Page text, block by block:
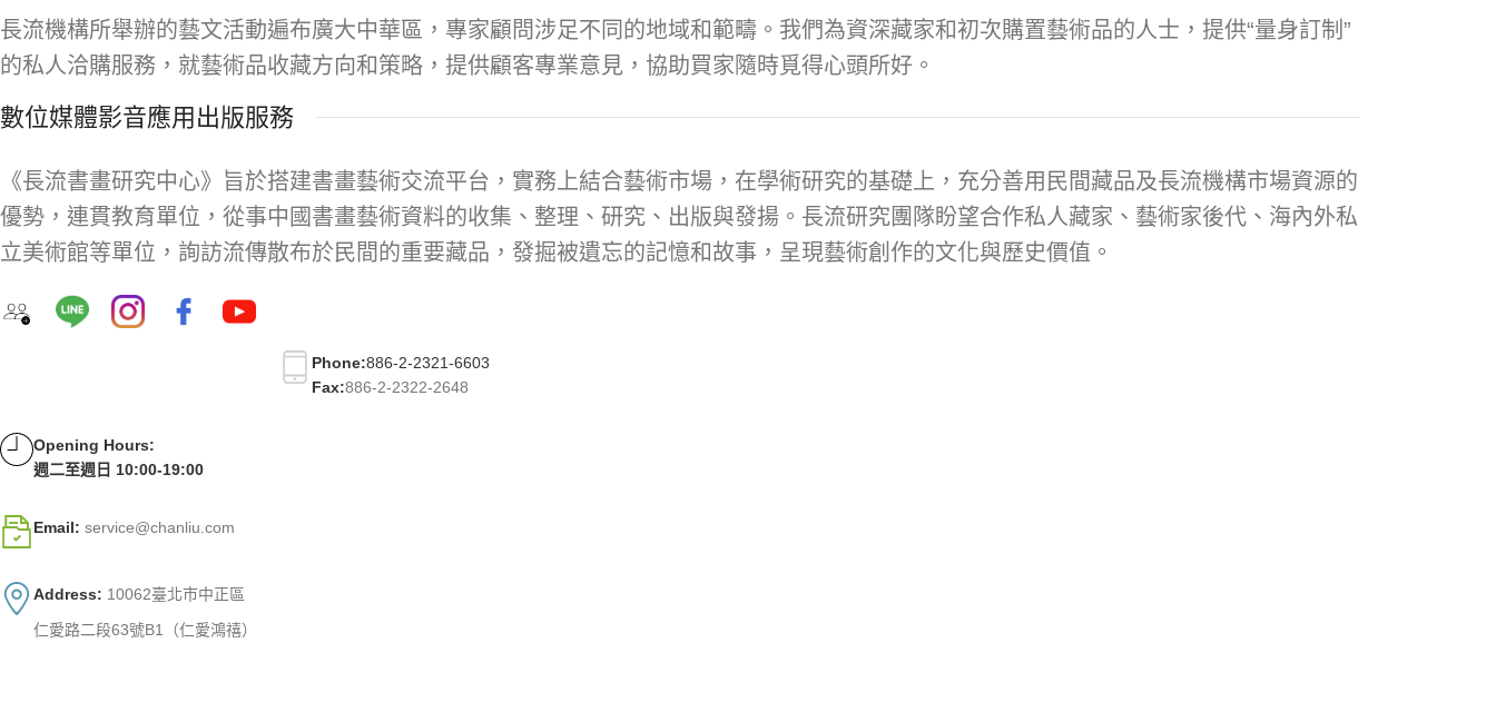
長流機構所舉辦的藝文活動遍布廣大中華區，專家顧問涉足不同的地域和範疇。我們為資深藏家和初次購置藝術品的人士，提供“量身訂制”
的私人洽購服務，就藝術品收藏方向和策略，提供顧客專業意見，協助買家隨時覓得心頭所好。
數位媒體影音應用出版服務
《長流書畫研究中心》旨於搭建書畫藝術交流平台，實務上結合藝術市場，在學術研究的基礎上，充分善用民間藏品及長流機構市場資源的
優勢，連貫教育單位，從事中國書畫藝術資料的收集、整理、研究、出版與發揚。長流研究團隊盼望合作私人藏家、藝術家後代、海內外私
立美術館等單位，詢訪流傳散布於民間的重要藏品，發掘被遺忘的記憶和故事，呈現藝術創作的文化與歷史價值。
Phone:886-2-2321-6603
Fax:886-2-2322-2648
Opening Hours:
週二至週日 10:00-19:00
Email: service@chanliu.com
Address: 10062臺北市中正區
仁愛路二段63號B1（仁愛鴻禧）